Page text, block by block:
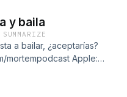
y baila
a bailar, ¿aceptarías?
mortempodcast Apple:
sptfy.com/ifMB
YouTube: